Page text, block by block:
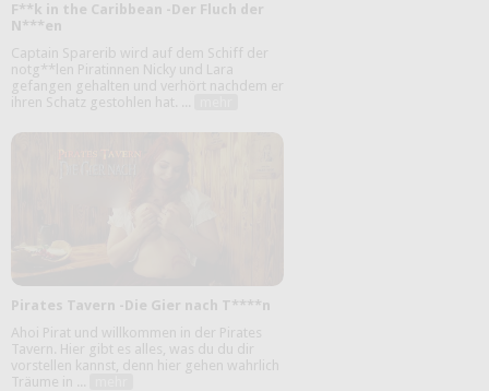
F**k in the Caribbean -Der Fluch der
N***en
Captain Sparerib wird auf dem Schiff der
notg**len Piratinnen Nicky und Lara
gefangen gehalten und verhört nachdem er
ihren Schatz gestohlen hat. ...
Pirates Tavern -Die Gier nach T****n
Ahoi Pirat und willkommen in der Pirates
Tavern. Hier gibt es alles, was du du dir
vorstellen kannst, denn hier gehen wahrlich
Träume in ...